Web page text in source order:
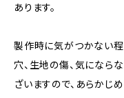
あります。
製作時に気がつかない程
穴、生地の傷、気になら
ざいますので、あらかじ